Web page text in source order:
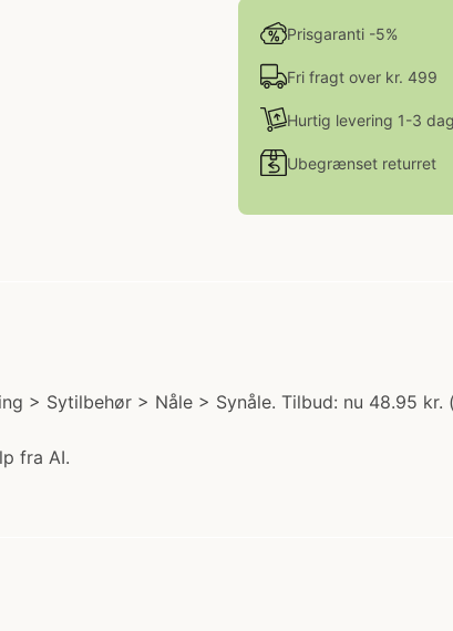
Prisgaranti -5%
Fri fragt over kr. 499
Hurtig levering 1-3
Ubegrænset returret
> Sytilbehør > Nåle > Synåle. Tilbud: nu 48.95
fra AI.